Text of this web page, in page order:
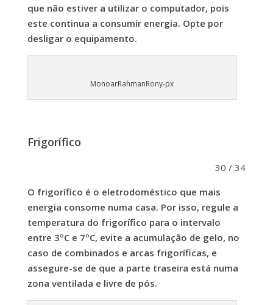
que não estiver a utilizar o computador, pois
este continua a consumir energia. Opte por
desligar o equipamento.
MonoarRahmanRony-px
Frigorífico
30 / 34
O frigorífico é o eletrodoméstico que mais
energia consome numa casa. Por isso, regule a
temperatura do frigorífico para o intervalo
entre 3ºC e 7ºC, evite a acumulação de gelo, no
caso de combinados e arcas frigoríficas, e
assegure-se de que a parte traseira está numa
zona ventilada e livre de pós.